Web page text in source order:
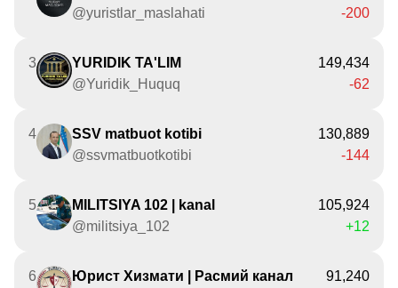
@yuristlar_maslahati
-200
3
YURIDIK TA'LIM
@Yuridik_Huquq
149,434
-62
4
SSV matbuot kotibi
@ssvmatbuotkotibi
130,889
-144
5
MILITSIYA 102 | kanal
@militsiya_102
105,924
+12
6
Юрист Хизмати | Расмий канал
91,240